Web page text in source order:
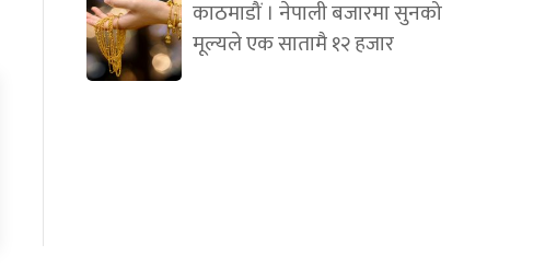
काठमाडौं । नेपाली बजारमा सुनको
मूल्यले एक सातामै १२ हजार